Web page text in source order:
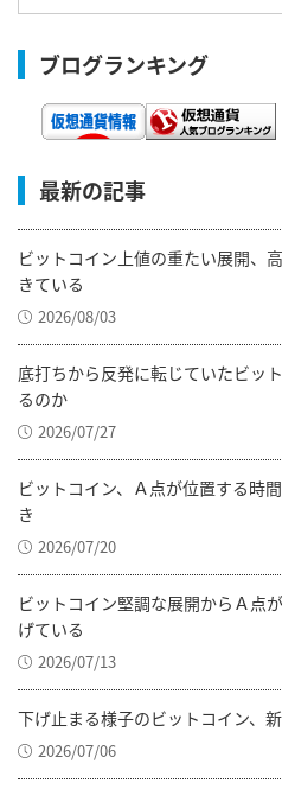
ブログランキング
最新の記事
ビットコイン上値の重たい展開、
きている
2026/08/03
底打ちから反発に転じていたビッ
るのか
2026/07/27
ビットコイン、Ａ点が位置する時
き
2026/07/20
ビットコイン堅調な展開からＡ点
げている
2026/07/13
下げ止まる様子のビットコイン、
2026/07/06